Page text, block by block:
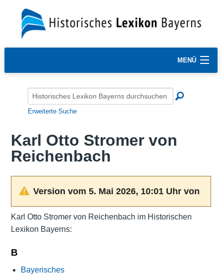
MENÜ
Erweiterte Suche
Karl Otto Stromer von
Reichenbach
Version vom 5. Mai 2026, 10:01 Uhr von
Karl Otto Stromer von Reichenbach im Historischen
Lexikon Bayerns:
B
Bayerisches